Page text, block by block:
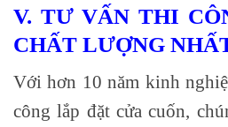
V. TƯ VẤN THI
CHẤT LƯỢNG
Với hơn 10 năm kinh
công lắp đặt cửa cuốn,